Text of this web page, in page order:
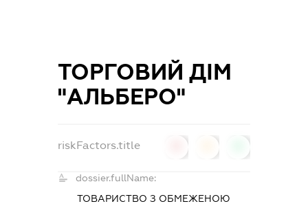
ТОРГОВИЙ ДІМ
"АЛЬБЕРО"
riskFactors.title
dossier.fullName:
ТОВАРИСТВО З ОБМЕЖЕНОЮ